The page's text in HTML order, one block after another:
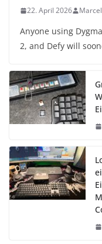
22. April 2026 Marcel
Anyone using
2, and Defy will